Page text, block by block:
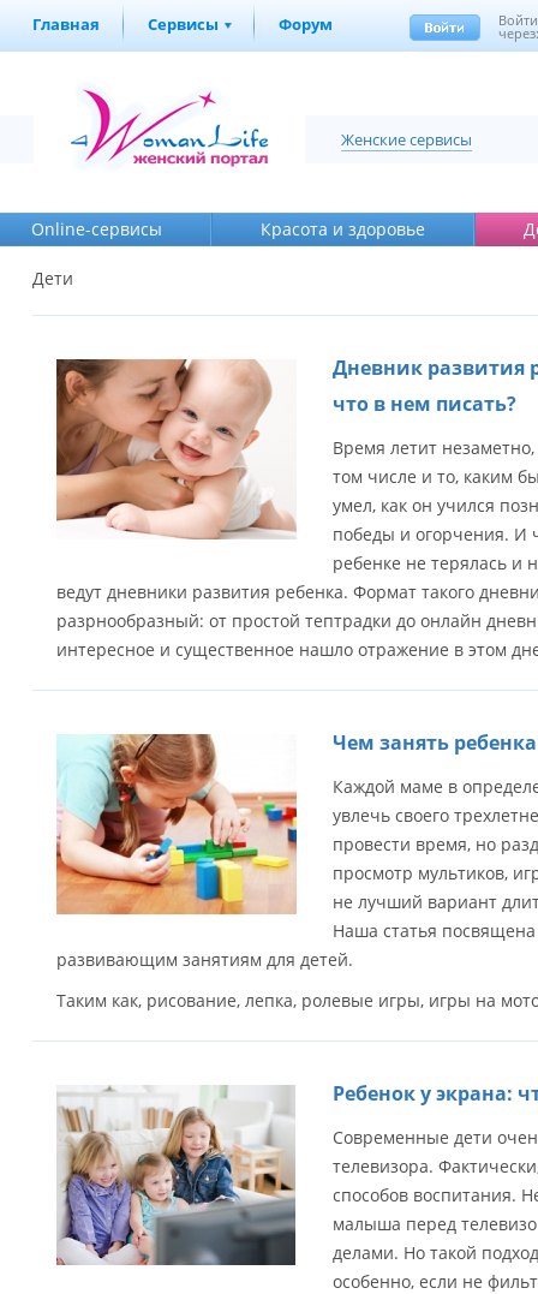
Главная Сервисы Форум Войти
Женские сервисы
Online-cервисы Красота и здоровье
Дети
Дневник развития
что в нем писать?
Время летит
том числе и то, каким
умел, как он учился
победы и огорчения. И
ребенке не терялась и
ведут дневники развития ребенка. Формат такого
разрнообразный: от простой тептрадки до онлайн
интересное и существенное нашло отражение в этом
Чем занять ребенка
Каждой маме в
увлечь своего
провести время, но
просмотр мультиков,
не лучший вариант
Наша статья
развивающим занятиям для детей.
Таким как, рисование, лепка, ролевые игры, игры на
Ребенок у экрана:
Современные дети
телевизора.
способов воспитания.
малыша перед
делами. Но такой
особенно, если не